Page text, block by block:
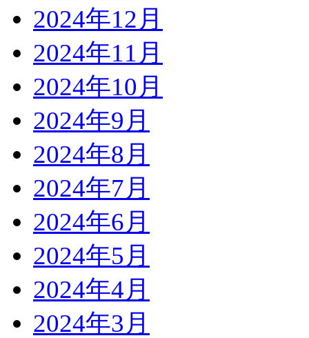
2024年12月
2024年11月
2024年10月
2024年9月
2024年8月
2024年7月
2024年6月
2024年5月
2024年4月
2024年3月